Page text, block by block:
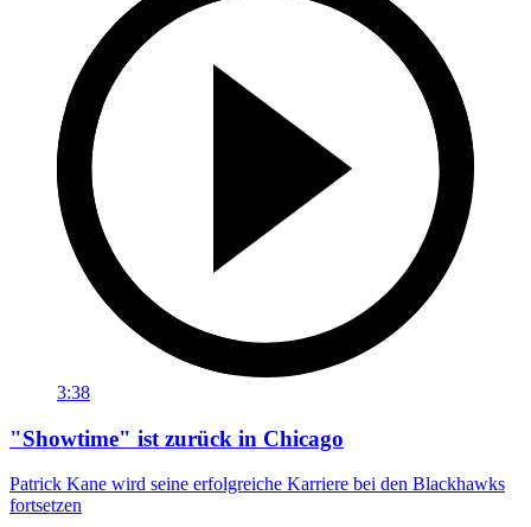
3:38
"Showtime" ist zurück in Chicago
Patrick Kane wird seine erfolgreiche Karriere bei den Blackhawks
fortsetzen